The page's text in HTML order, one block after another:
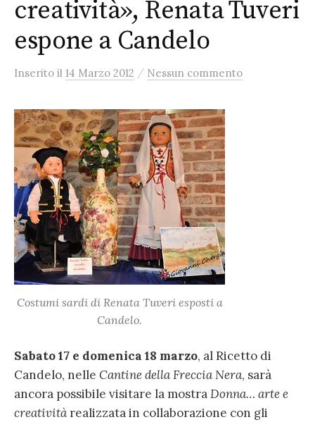
creatività», Renata Tuveri
espone a Candelo
Inserito il 14 Marzo 2012 / Nessun commento
Costumi sardi di Renata Tuveri esposti a
Candelo.
Sabato 17 e domenica 18 marzo, al Ricetto di
Candelo, nelle Cantine della Freccia Nera, sarà
ancora possibile visitare la mostraDonna… arte e
creatività realizzata in collaborazione con gli